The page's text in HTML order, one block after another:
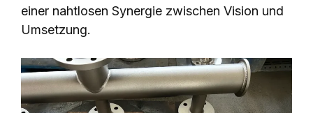
einer nahtlosen Synergie zwischen Vision und
Umsetzung.